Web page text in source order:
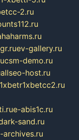
2.ru
ev-gallery.ru
csm-demo.ru
allseo-host.ru
e-abis1c.ru
sand.ru
archives.ru